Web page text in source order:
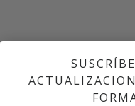
PREVIO
Los Efectos